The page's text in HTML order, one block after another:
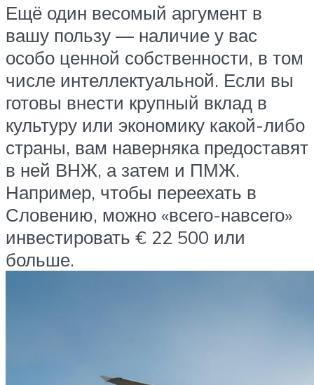
Ещё один весомый аргумент в
вашу пользу — наличие у вас
особо ценной собственности, в том
числе интеллектуальной. Если вы
готовы внести крупный вклад в
культуру или экономику какой-либо
страны, вам наверняка предоставят
в ней ВНЖ, а затем и ПМЖ.
Например, чтобы переехать в
Словению, можно «всего-навсего»
инвестировать € 22 500 или
больше.